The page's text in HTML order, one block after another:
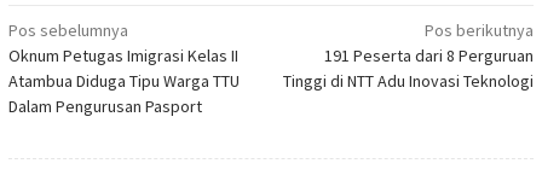
Navigasi
pos
Pos sebelumnya
Oknum Petugas Imigrasi Kelas II
Atambua Diduga Tipu Warga TTU
Dalam Pengurusan Pasport
Pos berikutnya
191 Peserta dari 8 Perguruan
Tinggi di NTT Adu Inovasi Teknologi